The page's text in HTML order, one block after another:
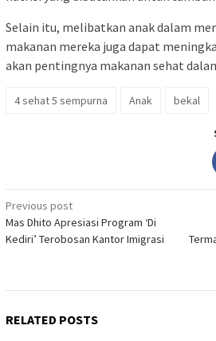
Selain itu, melibatkan anak dalam
makanan mereka juga dapat
akan pentingnya makanan sehat
4 sehat 5 sempurna Anak bekal
Post
navigation
Previous post
Mas Dhito Apresiasi Program ‘Di
Kediri’ Terobosan Kantor Imigrasi
RELATED POSTS